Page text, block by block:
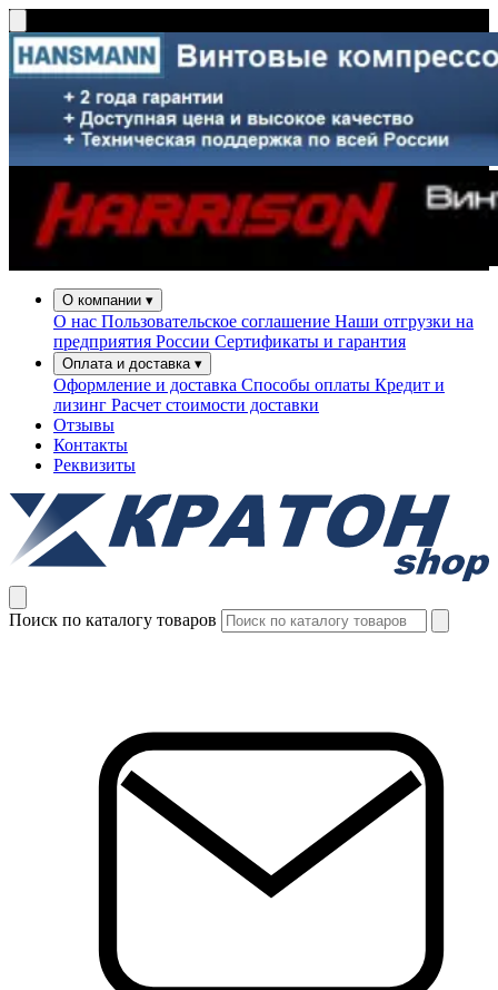
О компании ▾
О нас Пользовательское соглашение Наши отгрузки на
предприятия России Сертификаты и гарантия
Оплата и доставка ▾
Оформление и доставка Способы оплаты Кредит и
лизинг Расчет стоимости доставки
Отзывы
Контакты
Реквизиты
Поиск по каталогу товаров